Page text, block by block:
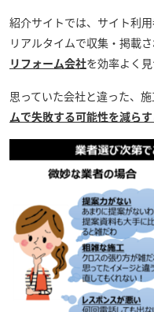
紹介サイトでは、サイト利
リアルタイムで収集・掲載さ
リフォーム会社を効率よく
思っていた会社と違った、施
ムで失敗する可能性を減らす